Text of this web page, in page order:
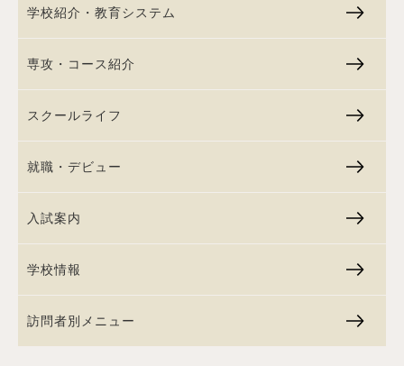
学校紹介・教育システム
専攻・コース紹介
スクールライフ
就職・デビュー
入試案内
学校情報
訪問者別メニュー